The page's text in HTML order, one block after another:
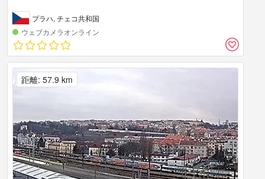
プラハ, チェコ共和国
ウェブカメラオンライン
距離: 57.9 km